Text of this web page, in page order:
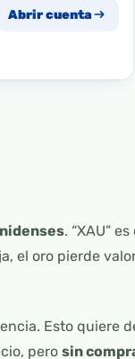
Abrir cuenta
. “XAU”
el oro pierde
Esto quiere
pero sin